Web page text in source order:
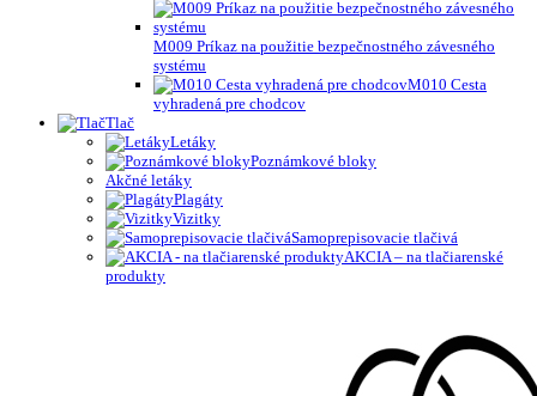
M009 Príkaz na použitie bezpečnostného závesného
systému
M010 Cesta
vyhradená pre chodcov
Tlač
Letáky
Poznámkové bloky
Akčné letáky
Plagáty
Vizitky
Samoprepisovacie tlačivá
AKCIA – na tlačiarenské
produkty